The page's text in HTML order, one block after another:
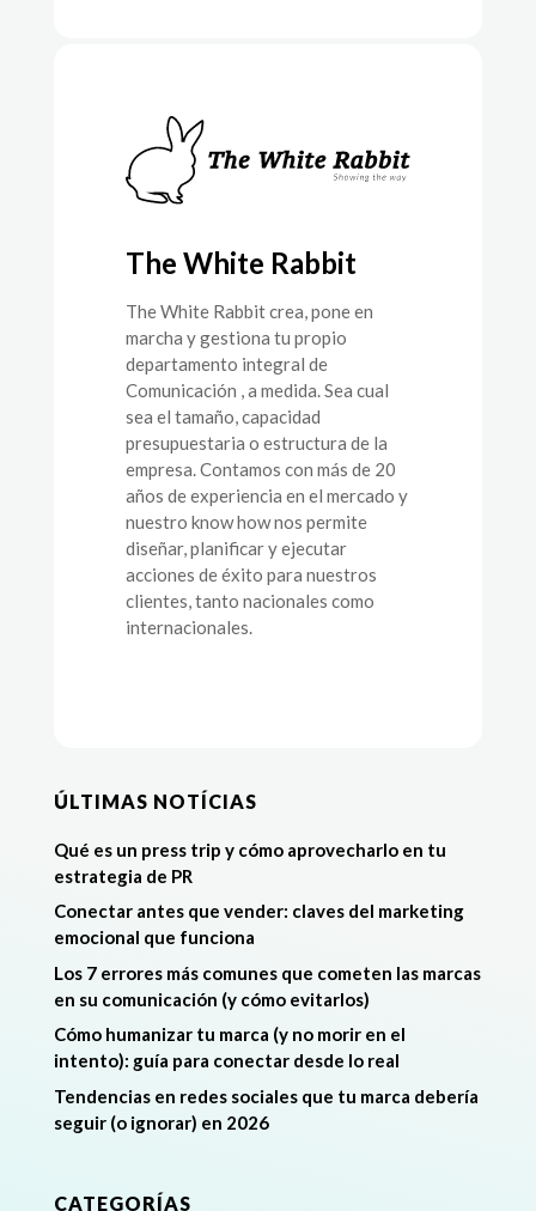
The White Rabbit
The White Rabbit crea, pone en
marcha y gestiona tu propio
departamento integral de
Comunicación , a medida. Sea cual
sea el tamaño, capacidad
presupuestaria o estructura de la
empresa. Contamos con más de 20
años de experiencia en el mercado y
nuestro know how nos permite
diseñar, planificar y ejecutar
acciones de éxito para nuestros
clientes, tanto nacionales como
internacionales.
ÚLTIMAS NOTÍCIAS
Qué es un press trip y cómo aprovecharlo en tu
estrategia de PR
Conectar antes que vender: claves del marketing
emocional que funciona
Los 7 errores más comunes que cometen las marcas
en su comunicación (y cómo evitarlos)
Cómo humanizar tu marca (y no morir en el
intento): guía para conectar desde lo real
Tendencias en redes sociales que tu marca debería
seguir (o ignorar) en 2026
CATEGORÍAS